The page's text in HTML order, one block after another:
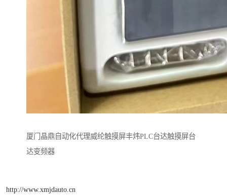
厦门晶鼎自动化代理威纶触摸屏丰炜PLC台达触摸屏台
达变频器
http://www.xmjdauto.cn